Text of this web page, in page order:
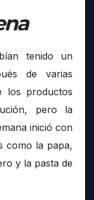
tenido un
de varias
los productos
pero la
inició con
como la papa,
y la pasta de